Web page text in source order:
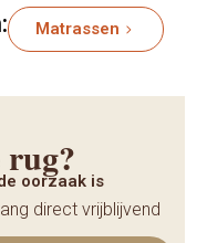
Matrassen
oorzaak is
direct vrijblijvend